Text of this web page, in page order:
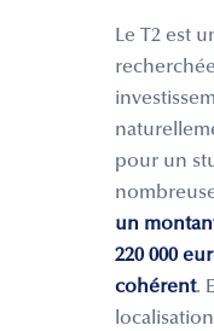
Le T2 est
pour un
un
220 000
cohérent.